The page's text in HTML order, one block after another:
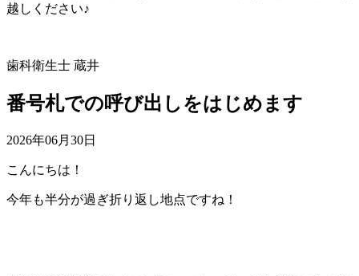
越しください♪
歯科衛生士 蔵井
番号札での呼び出しをはじめます
2026年06月30日
こんにちは！
今年も半分が過ぎ折り返し地点ですね！